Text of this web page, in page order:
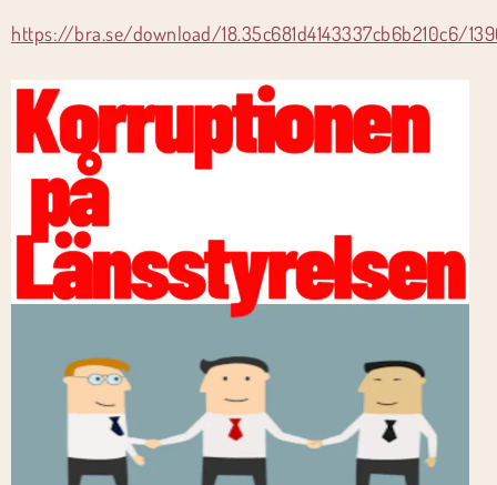
https://bra.se/download/18.35c681d4143337cb6b210c6/